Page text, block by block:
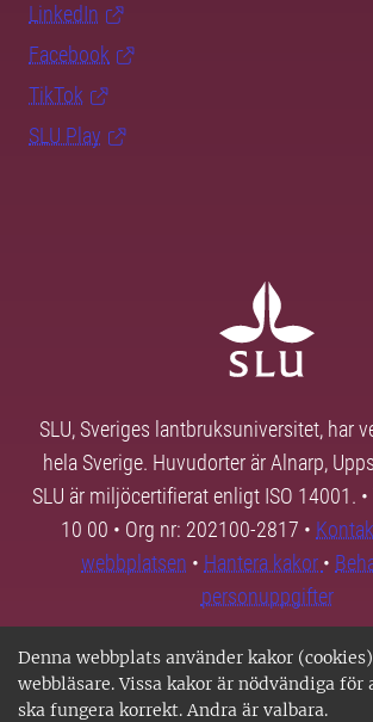
Denna webbplats använder kakor
webbläsare. Vissa kakor är nödvändiga
ska fungera korrekt. Andra är valbara.
LinkedIn
Facebook
TikTok
SLU Play
SLU, Sveriges lantbruksuniversitet, har
hela Sverige. Huvudorter är Alnarp,
SLU är miljöcertifierat enligt ISO 14001.
10 00 • Org nr: 202100-2817 •
webbplatsen • Hantera kakor •
personuppgifter